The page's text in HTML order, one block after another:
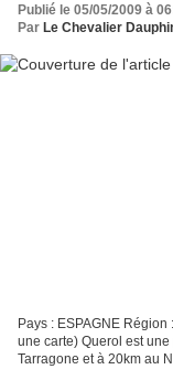
Publié le 05/05/2009 à
Par Le Chevalier
Pays : ESPAGNE
une carte) Querol est
Tarragone et à 20km au